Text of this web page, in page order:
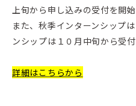
上旬から申し込みの受付を開始
また、秋季インターンシップ
ンシップは１０月中旬から受付
詳細はこちらから